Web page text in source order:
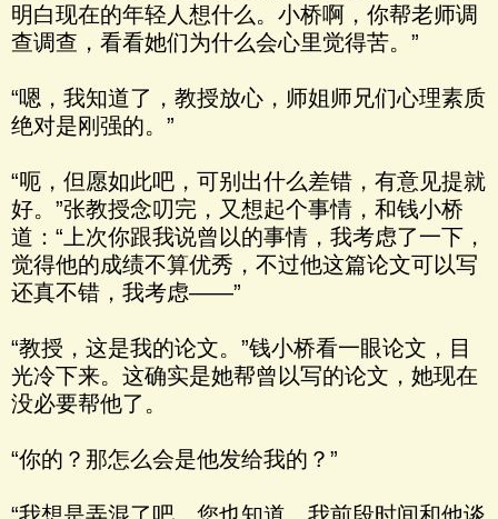
明白现在的年轻人想什么。小桥啊，你帮老师调
查调查，看看她们为什么会心里觉得苦。”
“嗯，我知道了，教授放心，师姐师兄们心理素质
绝对是刚强的。”
“呃，但愿如此吧，可别出什么差错，有意见提就
好。”张教授念叨完，又想起个事情，和钱小桥
道：“上次你跟我说曾以的事情，我考虑了一下，
觉得他的成绩不算优秀，不过他这篇论文可以写
还真不错，我考虑——”
“教授，这是我的论文。”钱小桥看一眼论文，目
光冷下来。这确实是她帮曾以写的论文，她现在
没必要帮他了。
“你的？那怎么会是他发给我的？”